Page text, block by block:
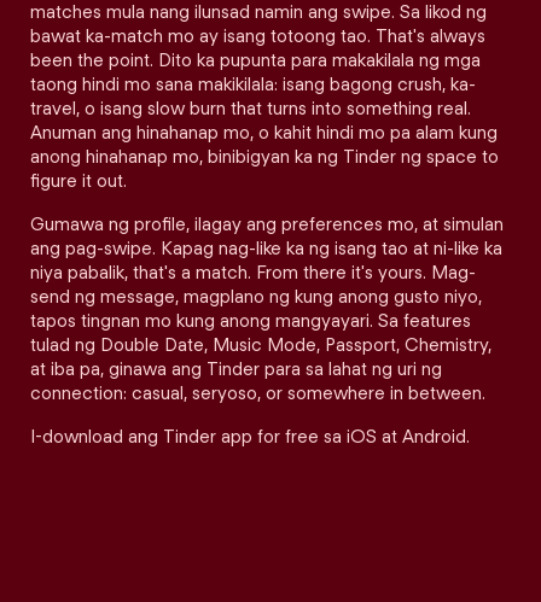
matches mula nang ilunsad namin ang swipe. Sa likod ng
bawat ka-match mo ay isang totoong tao. That's always
been the point. Dito ka pupunta para makakilala ng mga
taong hindi mo sana makikilala: isang bagong crush, ka-
travel, o isang slow burn that turns into something real.
Anuman ang hinahanap mo, o kahit hindi mo pa alam kung
anong hinahanap mo, binibigyan ka ng Tinder ng space to
figure it out.
Gumawa ng profile, ilagay ang preferences mo, at simulan
ang pag-swipe. Kapag nag-like ka ng isang tao at ni-like ka
niya pabalik, that's a match. From there it's yours. Mag-
send ng message, magplano ng kung anong gusto niyo,
tapos tingnan mo kung anong mangyayari. Sa features
tulad ng Double Date, Music Mode, Passport, Chemistry,
at iba pa, ginawa ang Tinder para sa lahat ng uri ng
connection: casual, seryoso, or somewhere in between.
I-download ang Tinder app for free sa iOS at Android.